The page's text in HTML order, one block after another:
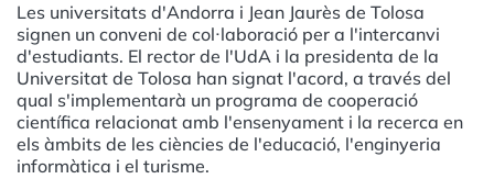
Les universitats d'Andorra i Jean Jaurès de Tolosa
signen un conveni de col·laboració per a l'intercanvi
d'estudiants. El rector de l'UdA i la presidenta de la
Universitat de Tolosa han signat l'acord, a través del
qual s'implementarà un programa de cooperació
científica relacionat amb l'ensenyament i la recerca en
els àmbits de les ciències de l'educació, l'enginyeria
informàtica i el turisme.